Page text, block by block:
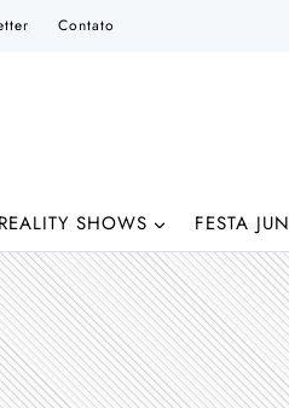
Contato
REALITY SHOWS FESTA